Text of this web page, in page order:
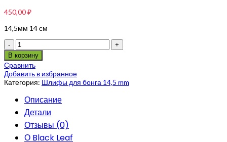
450,00₽
14,5мм 14 см
Количество
В корзину
Сравнить
Добавить в избранное
Категория: Шлифы для бонга 14,5 mm
Описание
Детали
Отзывы (0)
О Black Leaf